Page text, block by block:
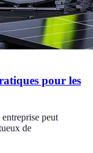
pour les
peut
de